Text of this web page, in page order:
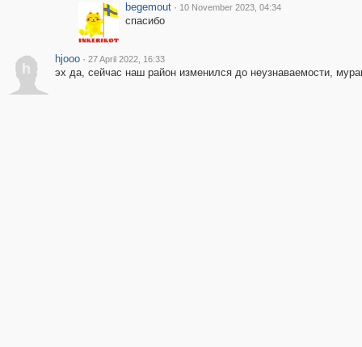
begemout · 10 November 2023, 04:34
спасибо
h
hjooo · 27 April 2022, 16:33
эх да, сейчас наш район изменился до неузнаваемости,